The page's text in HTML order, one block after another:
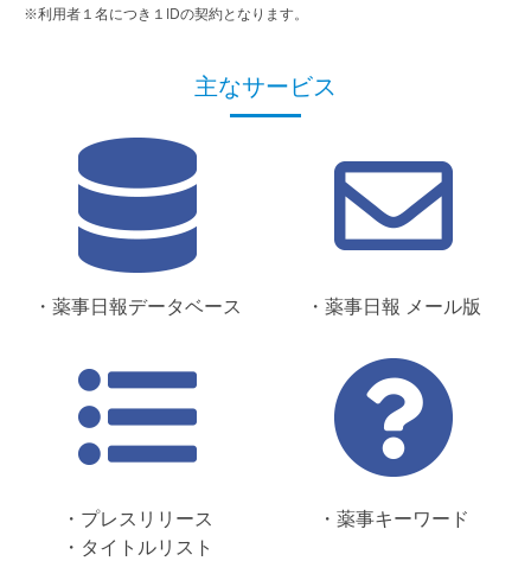
※利用者１名につき１IDの契約となります。
主なサービス
・薬事日報データベース ・薬事日報 メール版
・プレスリリース
・タイトルリスト
・薬事キーワード